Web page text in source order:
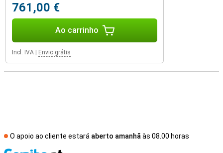
761,00 €
Ao carrinho
Incl. IVA Envio grátis
O apoio ao cliente estará aberto amanhã às 08.00 horas